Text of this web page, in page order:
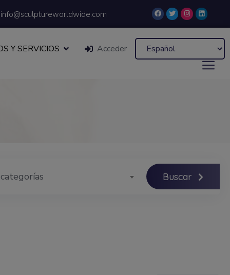
info@sculptureworldwide.com
Y SERVICIOS Acceder
Buscar